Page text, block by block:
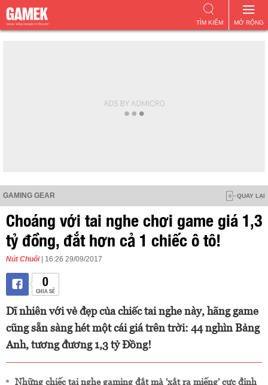
MỞ RỘNG
TÌM KIẾM
GAMING GEAR QUAY LẠI
Choáng với tai nghe chơi game giá 1,3
tỷ đồng, đắt hơn cả 1 chiếc ô tô!
Nút Chuối | 16:26 29/09/2017
0
CHIA SẺ
Dĩ nhiên với vẻ đẹp của chiếc tai nghe này, hãng game
cũng sẵn sàng hét một cái giá trên trời: 44 nghìn Bảng
Anh, tương đương 1,3 tỷ Đồng!
Những chiếc tai nghe gaming đắt mà 'xắt ra miếng' cực đỉnh